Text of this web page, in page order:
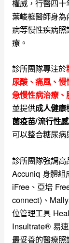
權威，行醫四
葉峻榳醫師身
病等慢性疾病
療。
診所團隊專注於
尿酸、痛風、
急慢性病治療
並提供成人健
菌疫苗/流行性
可以整合糖尿病
診所團隊強調高
Accuniq 身體組
iFree、亞培
connect)、
位管理工具
Insultrate® 易
最妥善的醫療照